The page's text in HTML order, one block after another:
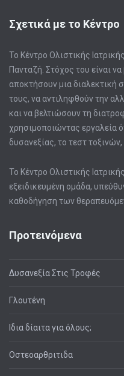
Σχετικά με το Κέντρο
Το Κέντρο Ολιστικής
Πανταζή. Στόχος του είναι
αποκτήσουν μια διαλεκτική
τους, να αντιληφθούν την
και να βελτιώσουν τη
χρησιμοποιώντας εργαλεία
δυσανεξίας, το τεστ
Το Κέντρο Ολιστικής
εξειδικευμένη ομάδα,
καθοδήγηση των
Προτεινόμενα
Δυσανεξία Στις Τροφές
Γλουτένη
Ιδια δίαιτα για όλους;
Οστεοαρθριτιδα